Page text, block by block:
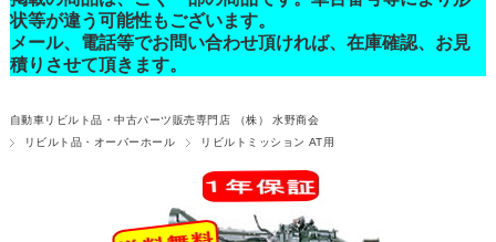
状等が違う可能性もございます。
メール、電話等でお問い合わせ頂ければ、在庫確認、お見
積りさせて頂きます。
自動車リビルト品・中古パーツ販売専門店 （株） 水野商会
リビルト品・オーバーホール
リビルトミッション AT用